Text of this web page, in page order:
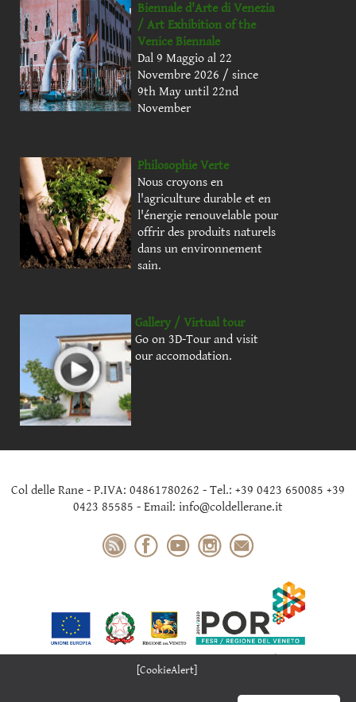
Biennale d'Arte di Venezia
/ Art Exhibition of the
Venice Biennale
Dal 9 Maggio al 22
Novembre 2026 / since
9th May until 22nd
November
Philosophie Verte
Nous croyons en
l'agriculture durable et en
l'énergie renouvelable pour
offrir des produits naturels
dans un environnement
sain.
Gallery / Virtual tour
Go on 3D-Tour and visit
our accomodation.
Col delle Rane - P.IVA: 04861780262 - Tel.: +39 0423 650085 +39
0423 85585 - Email: info@coldellerane.it
[CookieAlert]